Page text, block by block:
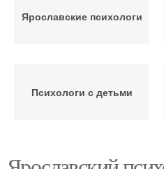
Ярославские психологи
Психологи с детьми